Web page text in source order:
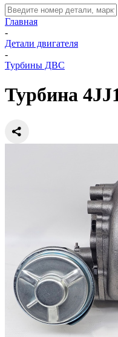
Главная
-
Детали двигателя
-
Турбины ДВС
Турбина